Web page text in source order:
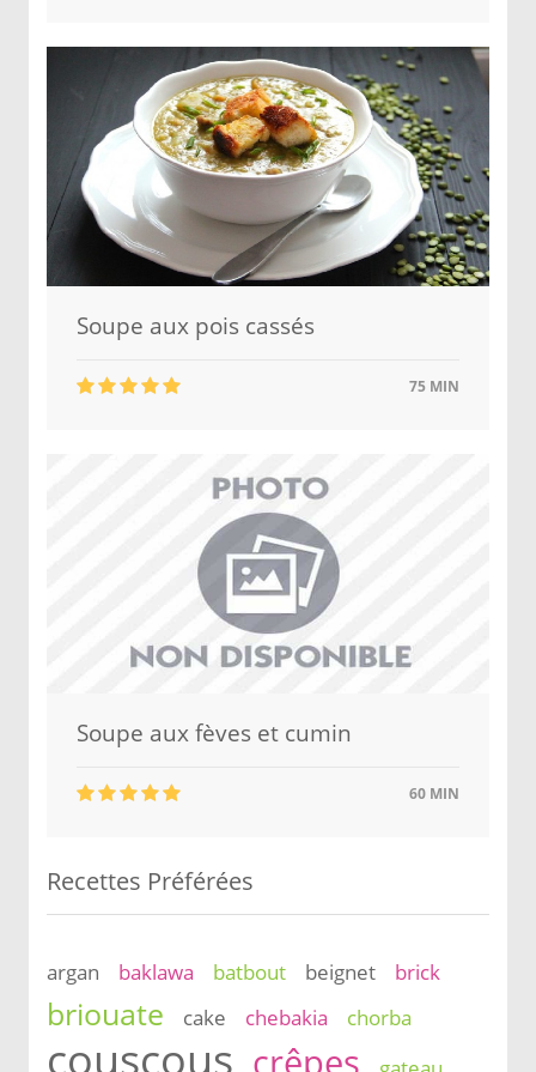
Soupe aux pois cassés
75 MIN
Soupe aux fèves et cumin
60 MIN
Recettes Préférées
argan baklawa batbout beignet brick
briouate cake chebakia chorba
couscous crêpes